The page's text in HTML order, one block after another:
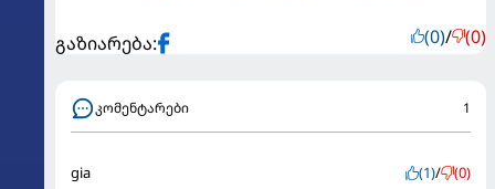
გაზიარება: (0)/ (0)
კომენტარები 1
gia (1)/ (0)